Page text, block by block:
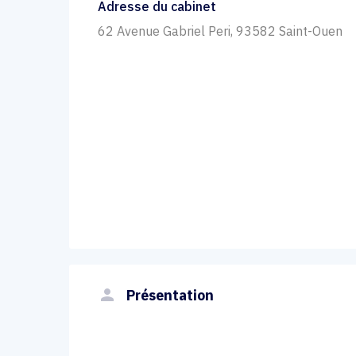
Adresse du cabinet
62 Avenue Gabriel Peri, 93582 Saint-Ouen
person Présentation